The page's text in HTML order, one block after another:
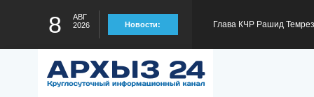
8
АВГ
2026
Новости: Глава КЧР Рашид